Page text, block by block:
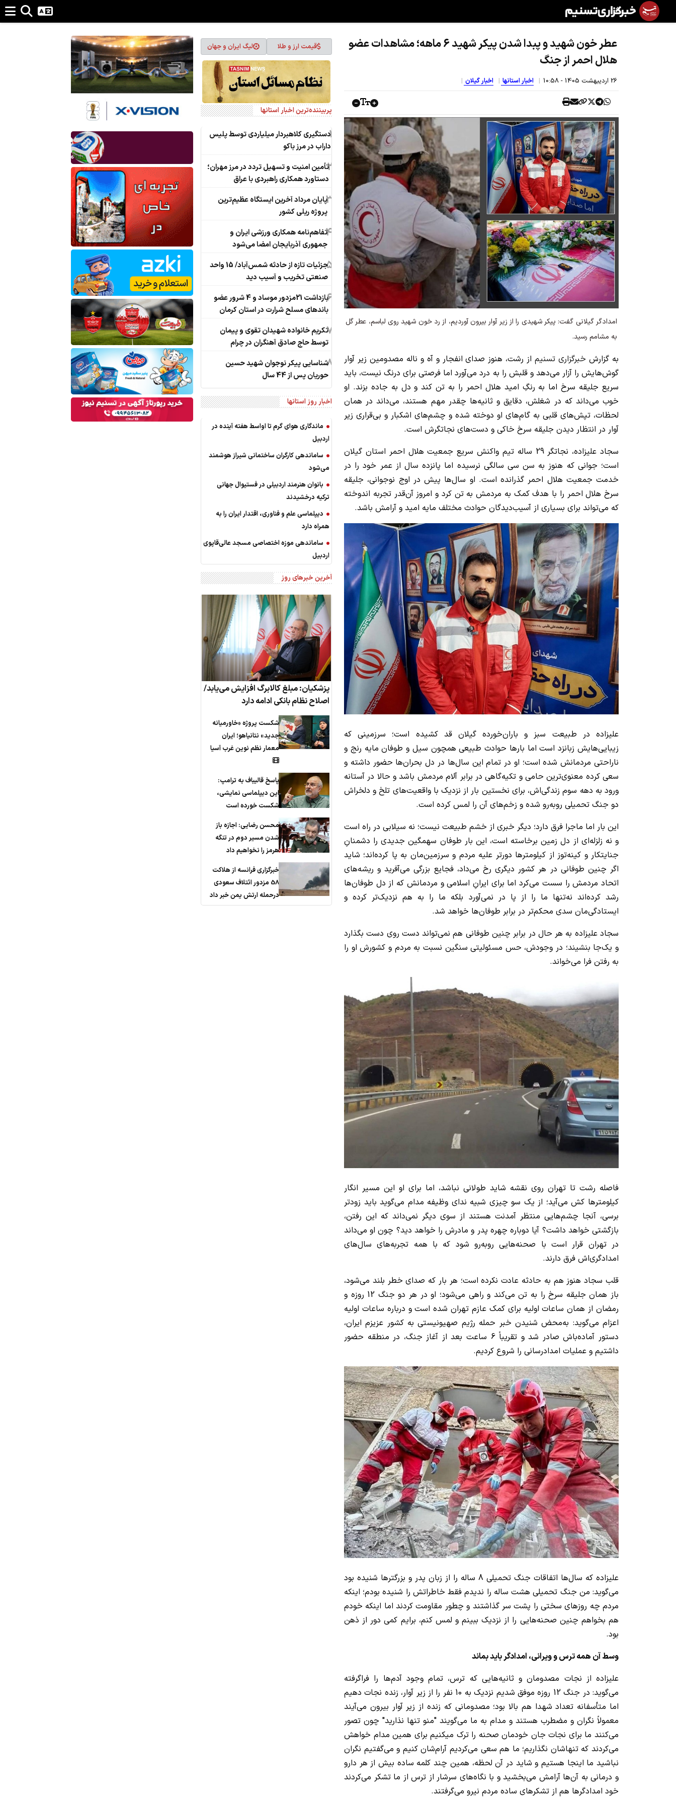
عطر خون شهید و پبدا شدن پیکر شهید 6 ماهه؛ مشاهدات عضو
هلال احمر از جنگ
26 ارديبهشت 1405 - 10:58 اخبار استانها اخبار گیلان
امدادگر گیلانی گفت: پیکر شهیدی را از زیر آوار بیرون آوردیم، از رد خون شهید روی لباسم، عطر گل
به مشامم رسید.
به گزارش خبرگزاری تسنیماز رشت، هنوز صدای انفجار و آه و ناله مصدومین زیر آوار
گوش‌هایش‌ را آزار می‌دهد و قلبش را به درد می‌آورد اما فرصتی برای درنگ نیست، باید
سریع جلیقه سرخ اما به رنگِ امید هلال احمر را به تن کند و دل به جاده بزند. او
خوب می‌داند که در شغلش، دقایق و ثانیه‌ها چقدر مهم هستند، می‌داند در همان
لحظات، تپش‌های قلبی به گام‌های او دوخته شده و چشم‌های اشکبار و بی‌قراری زیر
آوار در انتظار دیدن جلیقه سرخ خاکی و دست‌های نجاتگرش است.
سجاد علیزاده، نجاتگر 29 ساله تیم واکنش سریع جمعیت هلال احمر استان گیلان
است؛ جوانی که هنوز به سن سی سالگی نرسیده اما پانزده سال از عمر خود را در
خدمت جمعیت هلال احمر گذرانده است. او سال‌ها پیش در اوج نوجوانی، جلیقه
سرخ هلال احمر را با هدف کمک به مردمش به تن کرد و امروز آن‌قدر تجربه اندوخته
که می‌تواند برای بسیاری از آسیب‌دیدگان حوادث مختلف مایه امید و آرامش باشد.
علیزاده در طبیعت سبز و باران‌خورده گیلان قد کشیده است؛ سرزمینی که
زیبایی‌هایش زبانزد است اما بارها حوادث طبیعی همچون سیل و طوفان مایه رنج و
ناراحتی مردمانش شده است؛ او در تمام این سال‌ها در دل بحران‌ها حضور داشته و
سعی کرده معنوی‌ترین حامی و تکیه‌گاهی در برابر آلام مردمش باشد و حالا در آستانه
ورود به دهه سوم زندگی‌اش، برای نخستین بار از نزدیک با واقعیت‌های تلخ و دلخراش
دو جنگ تحمیلی روبه‌رو شده و زخم‌های آن را لمس کرده است.
این بار اما ماجرا فرق دارد؛ دیگر خبری از خشم طبیعت نیست؛ نه سیلابی در راه است
و نه زلزله‌ای از دل زمین برخاسته است، این بار طوفان سهمگین جدیدی را دشمنانِ
جنایتکار و کینه‌توز از کیلومترها دورتر علیه مردم و سرزمین‌مان به پا کرده‌اند؛ شاید
اگر چنین طوفانی در هر کشور دیگری رخ می‌داد، فجایع بزرگی می‌آفرید و ریشه‌های
اتحاد مردمش را سست می‌کرد اما برای ایرانِ اسلامی و مردمانش که از دل طوفان‌ها
رشد کرده‌اند نه‌تنها ما را از پا در نمی‌آورد بلکه ما را به‌ هم نزدیک‌تر کرده و
ایستادگی‌‌مان سدی محکم‌تر در برابر طوفان‌ها خواهد شد.
سجاد علیزاده به هر حال در برابر چنین طوفانی هم نمی‌تواند دست روی دست بگذارد
و یک‌جا بنشیند؛ در وجودش، حس مسئولیتی سنگین نسبت به مردم و کشورش او را
به رفتن فرا می‌خواند.
فاصله رشت تا تهران روی نقشه شاید طولانی نباشد، اما برای او این مسیر انگار
کیلومترها کش می‌آید؛ از یک سو چیزی شبیه ندای وظیفه مدام می‌گوید باید زودتر
برسی، آنجا چشم‌هایی منتظر آمدنت هستند از سوی دیگر نمی‌داند که این رفتن،
بازگشتی خواهد داشت؟ آیا دوباره چهره پدر و مادرش را خواهد دید؟ چون او می‌داند
در تهران قرار است با صحنه‌هایی روبه‌رو شود که با همه تجربه‌های سال‌های
امدادگری‌اش فرق دارند.
قلب سجاد هنوز هم به حادثه عادت نکرده است؛ هر بار که صدای خطر بلند می‌شود،
باز همان جلیقه سرخ را به تن می‌کند و راهی می‌شود؛ او در هر دو جنگ 12 روزه و
رمضان از همان ساعات اولیه برای کمک عازم تهران شده است و درباره ساعات اولیه
اعزام می‌گوید: به‌محض شنیدن خبر حمله رژیم صهیونیستی به کشور عزیزم ایران،
دستور آماده‌باش صادر شد و تقریباً 6 ساعت بعد از آغاز جنگ، در منطقه حضور
داشتیم و عملیات امدادرسانی را شروع کردیم.
علیزاده که سال‌ها اتفاقات جنگ تحمیلی 8 ساله را از زبان پدر و بزرگترها شنیده بود
می‌گوید: من جنگ تحمیلی هشت ساله را ندیدم فقط خاطراتش را شنیده بودم؛ اینکه
مردم چه روزهای سختی را پشت سر گذاشتند و چطور مقاومت کردند اما اینکه خودم
هم بخواهم چنین صحنه‌هایی را از نزدیک ببینم و لمس کنم، برایم کمی دور از ذهن
بود.
وسط آن همه ترس و ویرانی، امدادگر باید بماند
علیزاده از نجات مصدومان و ثانیه‌هایی که ترس، تمام وجود آدم‌ها را فراگرفته
می‌گوید: در جنگ 12 روزه موفق شدیم نزدیک به 10 نفر را از زیر آوار، زنده نجات دهیم
اما متأسفانه تعداد شهدا هم بالا بود؛ مصدومانی که زنده از زیر آوار بیرون می‌آیند
معمولاً نگران و مضطرب هستند و مدام به ما می‌گویند "منو تنها نذارید" چون تصور
می‌کنند ما برای نجات جان خودمان صحنه را ترک میکنیم برای همین مدام خواهش
می‌کردند که تنهاشان نگذاریم؛ ما هم سعی می‌کردیم آرام‌شان کنیم و می‌گفتیم نگران
نباشید ما اینجا هستیم و شاید در آن لحظه‌، همین چند کلمه ساده بیش از هر دارو
و درمانی به آن‌ها آرامش می‌بخشید و با نگاه‌های سرشار از ترس از ما تشکر می‌کردند
خود امدادگرها هم از تشکرهای ساده‌ مردم نیرو می‌گرفتند.
قیمت ارز و طلا لیگ ایران و جهان
پربیننده‌ترین اخبار استانها
1دستگیری کلاهبردار میلیاردی توسط پلیس
داراب در مرز باکو
2تأمین امنیت و تسهیل تردد در مرز مهران؛
دستاورد همکاری‌ راهبردی با عراق
3پایان مرداد آخرین ایستگاه عظیم‌ترین
پروژه ریلی کشور
4تفاهم‌نامه همکاری ورزشی ایران و
جمهوری آذربایجان امضا می‌شود
5
جزئیات تازه از حادثه شمس‌آباد/ 15 واحد
صنعتی تخریب و آسیب دید
6
بازداشت 21مزدور موساد و 4 شرور عضو
باندهای مسلح شرارت در استان کرمان
7تکریم خانواده شهیدان تقوی و پیمان
توسط حاج صادق آهنگران در چرام
8شناسایی پیکر نوجوان شهید حسین
حوریان پس از 44 سال
اخبار روز استانها
ماندگاری هوای گرم تا اواسط هفته آینده در
اردبیل
ساماندهی کارگران ساختمانی شیراز هوشمند
می‌شود
بانوان هنرمند اردبیلی در فستیوال جهانی
ترکیه درخشیدند
دیپلماسی علم و فناوری، اقتدار ایران را به
همراه دارد
ساماندهی موزه اختصاصی مسجد عالی‌قاپوی
اردبیل
آخرین خبرهای روز
پزشکیان: مبلغ کالابرگ افزایش می‌یابد/
اصلاح نظام بانکی ادامه دارد
شکست پروژه «خاورمیانه
جدید» نتانیاهو؛ ایران
معمار نظم نوین غرب آسیا
پاسخ قالیباف به ترامپ:
این دیپلماسی نمایشی،
شکست خورده است
محسن رضایی: اجازه باز
شدن مسیر دوم در تنگه
هرمز را نخواهیم داد
خبرگزاری فرانسه از هلاکت
58 مزدور ائتلاف سعودی
درحمله ارتش یمن خبر داد